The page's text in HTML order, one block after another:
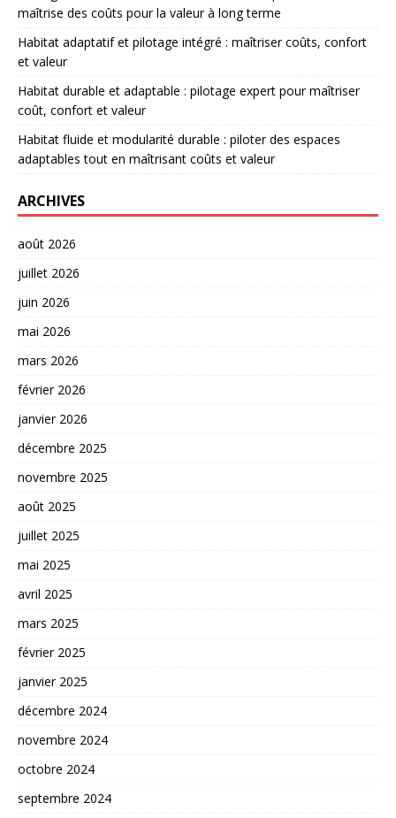
maîtrise des coûts pour la valeur à long terme
Habitat adaptatif et pilotage intégré : maîtriser coûts, confort
et valeur
Habitat durable et adaptable : pilotage expert pour maîtriser
coût, confort et valeur
Habitat fluide et modularité durable : piloter des espaces
adaptables tout en maîtrisant coûts et valeur
ARCHIVES
août 2026
juillet 2026
juin 2026
mai 2026
mars 2026
février 2026
janvier 2026
décembre 2025
novembre 2025
août 2025
juillet 2025
mai 2025
avril 2025
mars 2025
février 2025
janvier 2025
décembre 2024
novembre 2024
octobre 2024
septembre 2024